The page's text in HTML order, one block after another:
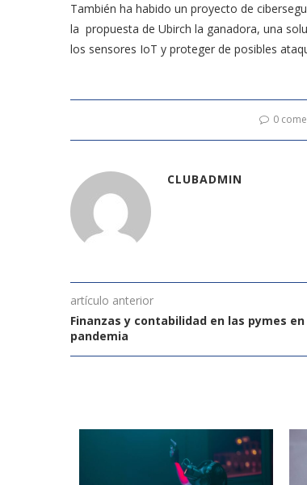
También ha habido un proyecto de
la propuesta de Ubirch la ganadora, una
los sensores IoT y proteger de posibles
0
CLUBADMIN
artículo anterior
Finanzas y contabilidad en las pymes
pandemia